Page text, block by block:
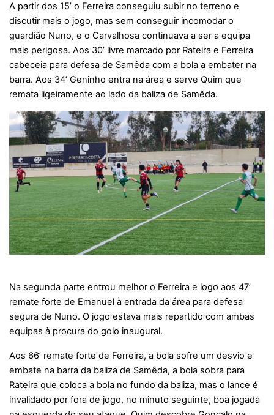
A partir dos 15’ o Ferreira conseguiu subir no terreno e
discutir mais o jogo, mas sem conseguir incomodar o
guardião Nuno, e o Carvalhosa continuava a ser a equipa
mais perigosa. Aos 30’ livre marcado por Rateira e Ferreira
cabeceia para defesa de Samêda com a bola a embater na
barra. Aos 34’ Geninho entra na área e serve Quim que
remata ligeiramente ao lado da baliza de Samêda.
Na segunda parte entrou melhor o Ferreira e logo aos 47’
remate forte de Emanuel à entrada da área para defesa
segura de Nuno. O jogo estava mais repartido com ambas
equipas à procura do golo inaugural.
Aos 66’ remate forte de Ferreira, a bola sofre um desvio e
embate na barra da baliza de Samêda, a bola sobra para
Rateira que coloca a bola no fundo da baliza, mas o lance é
invalidado por fora de jogo, no minuto seguinte, boa jogada